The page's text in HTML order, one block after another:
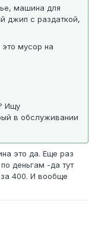
машина для
джип с раздаткой,
мусор на
Ищу
в обслуживании
это да. Еще раз
деньгам -да тут
400. И вообще